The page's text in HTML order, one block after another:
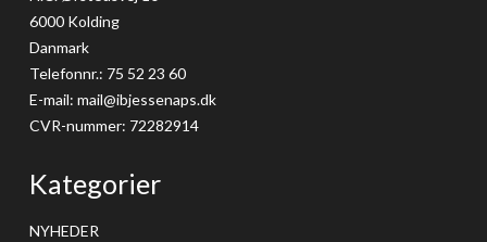
6000 Kolding
Danmark
Telefonnr.: 75 52 23 60
E-mail: mail@ibjessenaps.dk
CVR-nummer: 72282914
Kategorier
NYHEDER